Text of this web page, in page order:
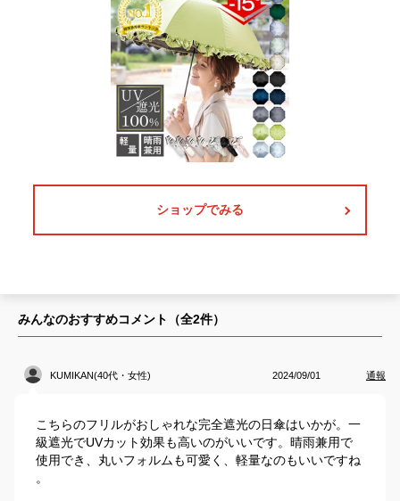
ショップでみる
みんなのおすすめコメント（全2件）
KUMIKAN(40代・女性) 2024/09/01 通報
こちらのフリルがおしゃれな完全遮光の日傘はいかが。一
級遮光でUVカット効果も高いのがいいです。晴雨兼用で
使用でき、丸いフォルムも可愛く、軽量なのもいいですね
。